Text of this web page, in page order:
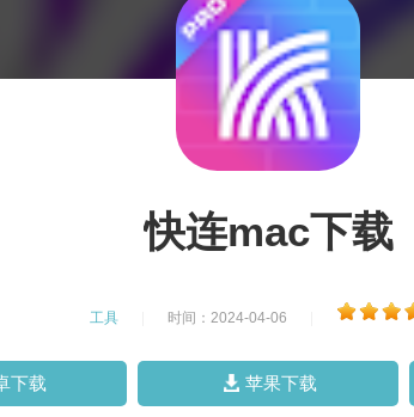
快连mac下载
工具 时间：2024-04-06
下载 苹果下载